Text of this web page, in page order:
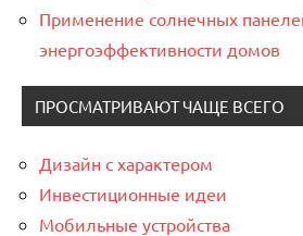
Применение солнечных
энергоэффективности домов
ПРОСМАТРИВАЮТ ЧАЩЕ ВСЕГО
Дизайн с характером
Инвестиционные идеи
Мобильные устройства